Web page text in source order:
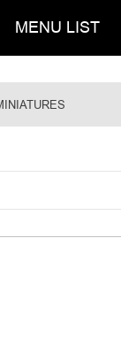
MENU LIST